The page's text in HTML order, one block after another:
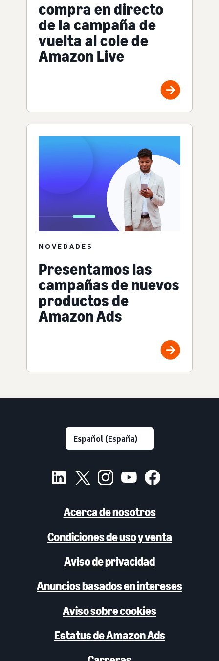
compra en directo
de la campaña de
vuelta al cole de
Amazon Live
NOVEDADES
Presentamos las
campañas de nuevos
productos de
Amazon Ads
Acerca de nosotros
Condiciones de uso y venta
Aviso de privacidad
Anuncios basados en intereses
Aviso sobre cookies
Estatus de Amazon Ads